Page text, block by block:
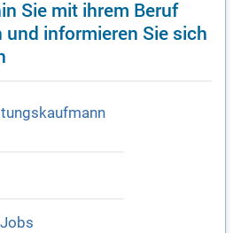
Sie mit ihrem Beruf
informieren Sie sich